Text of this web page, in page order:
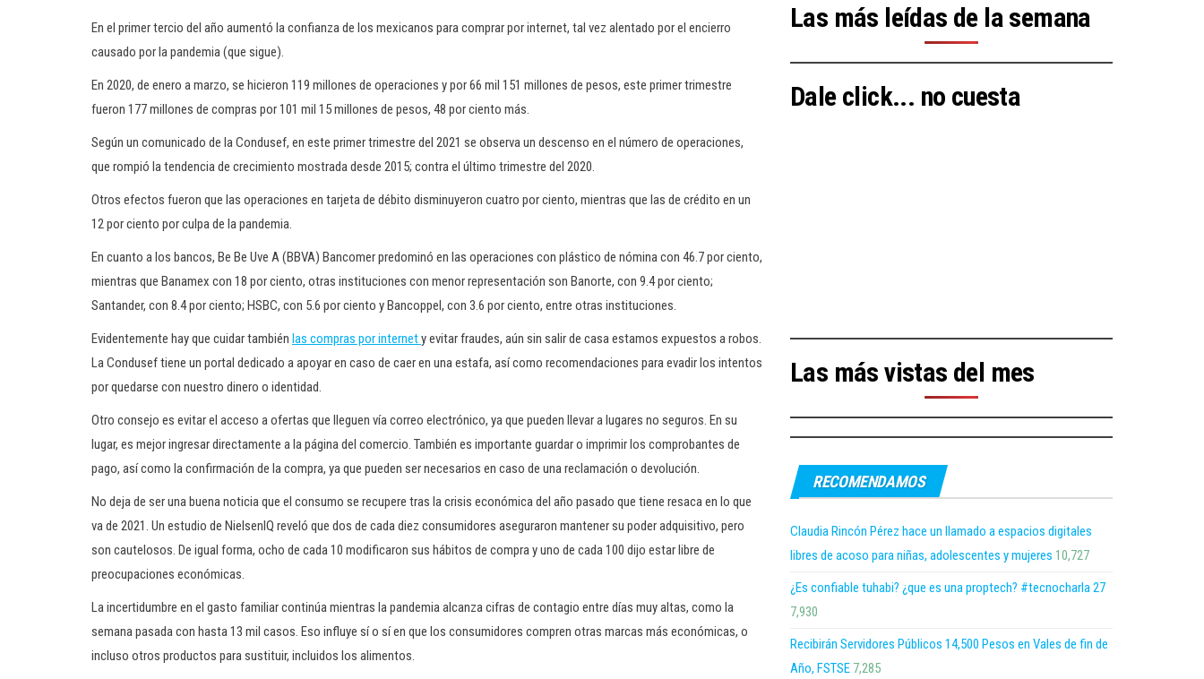
En el primer tercio del año aumentó la confianza de los mexicanos para comprar por internet, tal vez alentado por el encierro
causado por la pandemia (que sigue).
En 2020, de enero a marzo, se hicieron 119 millones de operaciones y por 66 mil 151 millones de pesos, este primer trimestre
fueron 177 millones de compras por 101 mil 15 millones de pesos, 48 por ciento más.
Según un comunicado de la Condusef, en este primer trimestre del 2021 se observa un descenso en el número de operaciones,
que rompió la tendencia de crecimiento mostrada desde 2015; contra el último trimestre del 2020.
Otros efectos fueron que las operaciones en tarjeta de débito disminuyeron cuatro por ciento, mientras que las de crédito en un
12 por ciento por culpa de la pandemia.
En cuanto a los bancos, Be Be Uve A (BBVA) Bancomer predominó en las operaciones con plástico de nómina con 46.7 por ciento,
mientras que Banamex con 18 por ciento, otras instituciones con menor representación son Banorte, con 9.4 por ciento;
Santander, con 8.4 por ciento; HSBC, con 5.6 por ciento y Bancoppel, con 3.6 por ciento, entre otras instituciones.
Evidentemente hay que cuidar también las compras por internety evitar fraudes, aún sin salir de casa estamos expuestos a robos.
La Condusef tiene un portal dedicado a apoyar en caso de caer en una estafa, así como recomendaciones para evadir los intentos
por quedarse con nuestro dinero o identidad.
Otro consejo es evitar el acceso a ofertas que lleguen vía correo electrónico, ya que pueden llevar a lugares no seguros. En su
lugar, es mejor ingresar directamente a la página del comercio. También es importante guardar o imprimir los comprobantes de
pago, así como la confirmación de la compra, ya que pueden ser necesarios en caso de una reclamación o devolución.
No deja de ser una buena noticia que el consumo se recupere tras la crisis económica del año pasado que tiene resaca en lo que
va de 2021. Un estudio de NielsenIQ reveló que dos de cada diez consumidores aseguraron mantener su poder adquisitivo, pero
son cautelosos. De igual forma, ocho de cada 10 modificaron sus hábitos de compra y uno de cada 100 dijo estar libre de
preocupaciones económicas.
La incertidumbre en el gasto familiar continúa mientras la pandemia alcanza cifras de contagio entre días muy altas, como la
semana pasada con hasta 13 mil casos. Eso influye sí o sí en que los consumidores compren otras marcas más económicas, o
incluso otros productos para sustituir, incluidos los alimentos.
Las más leídas de la semana
Dale click... no cuesta
Las más vistas del mes
RECOMENDAMOS
Claudia Rincón Pérez hace un llamado a espacios digitales
libres de acoso para niñas, adolescentes y mujeres 10,727
¿Es confiable tuhabi? ¿que es una proptech? #tecnocharla 27
7,930
Recibirán Servidores Públicos 14,500 Pesos en Vales de fin de
Año, FSTSE 7,285